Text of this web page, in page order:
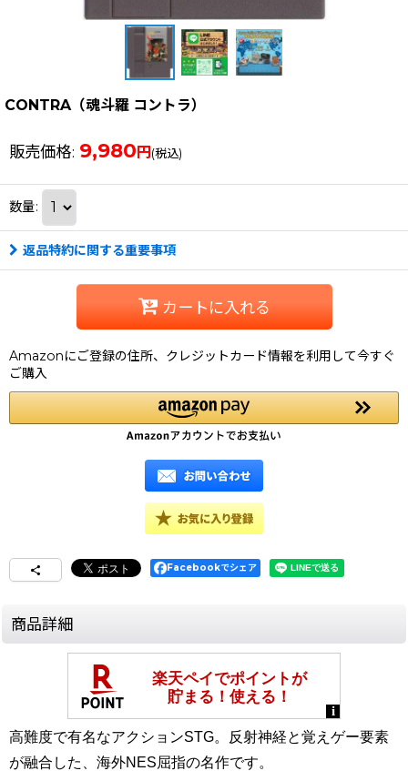
CONTRA（魂斗羅 コントラ）
販売価格: 9,980円(税込)
数量:
返品特約に関する重要事項
カートに入れる
Amazonにご登録の住所、クレジットカード情報を利用して今すぐ
ご購入
Facebookでシェア
商品詳細
高難度で有名なアクションSTG。反射神経と覚えゲー要素
が融合した、海外NES屈指の名作です。